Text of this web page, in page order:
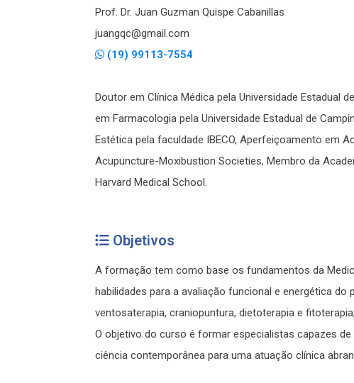
Prof. Dr. Juan Guzman Quispe Cabanillas
juangqc@gmail.com
(19) 99113-7554
Doutor em Clínica Médica pela Universidade Estadual
em Farmacologia pela Universidade Estadual de
Estética pela faculdade IBECO, Aperfeiçoamento em
Acupuncture-Moxibustion Societies, Membro da
Harvard Medical School.
Objetivos
A formação tem como base os fundamentos da
habilidades para a avaliação funcional e energética
ventosaterapia, craniopuntura, dietoterapia e
O objetivo do curso é formar especialistas capazes
ciência contemporânea para uma atuação clínica